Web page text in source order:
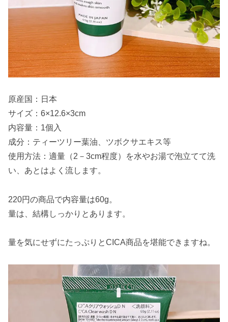
原産国：日本
サイズ：6×12.6×3cm
内容量：1個入
成分：ティーツリー葉油、ツボクサエキス等
使用方法：適量（2－3cm程度）を水やお湯で泡立てて洗
い、あとはよく流します。
220円の商品で内容量は60g。
量は、結構しっかりとあります。
量を気にせずにたっぷりとCICA商品を堪能できますね。